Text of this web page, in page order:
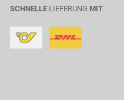
SCHNELLE LIEFERUNG MIT